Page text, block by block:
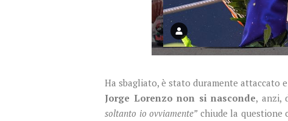
Ha sbagliato, è stato duramente attaccato
Jorge Lorenzo non si nasconde, anzi,
soltanto io ovviamente” chiude la questione